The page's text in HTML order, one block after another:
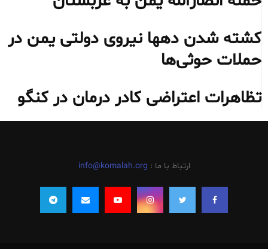
کشته شدن دهها نیروی دولتی یمن در
حملات حوثی‌ها
تظاهرات اعتراضی کادر درمان در کنگو
ارتباط با ما : info@komalah.org